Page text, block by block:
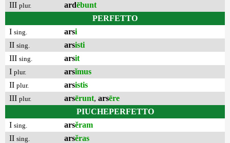
III plur. ardēbunt
PERFETTO
I sing. arsi
II sing. arsisti
III sing. arsit
I plur. arsĭmus
II plur. arsistis
III plur. arsērunt, arsēre
PIUCHEPERFETTO
I sing. arsĕram
II sing. arsĕras